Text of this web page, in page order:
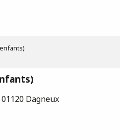
Dagneux